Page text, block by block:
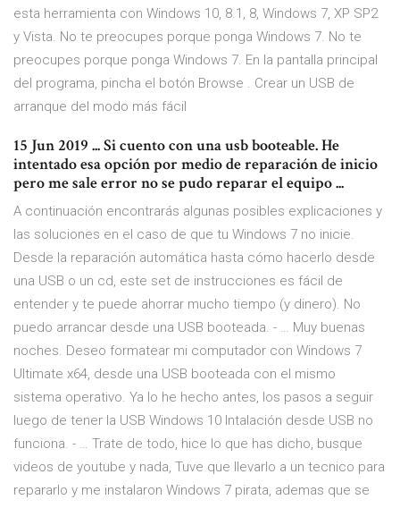
esta herramienta con Windows 10, 8.1, 8, Windows 7, XP SP2
y Vista. No te preocupes porque ponga Windows 7. No te
preocupes porque ponga Windows 7. En la pantalla principal
del programa, pincha el botón Browse . Crear un USB de
arranque del modo más fácil
15 Jun 2019 ... Si cuento con una usb booteable. He
intentado esa opción por medio de reparación de inicio
pero me sale error no se pudo reparar el equipo ...
A continuación encontrarás algunas posibles explicaciones y
las soluciones en el caso de que tu Windows 7 no inicie.
Desde la reparación automática hasta cómo hacerlo desde
una USB o un cd, este set de instrucciones es fácil de
entender y te puede ahorrar mucho tiempo (y dinero). No
puedo arrancar desde una USB booteada. - … Muy buenas
noches. Deseo formatear mi computador con Windows 7
Ultimate x64, desde una USB booteada con el mismo
sistema operativo. Ya lo he hecho antes, los pasos a seguir
luego de tener la USB Windows 10 Intalación desde USB no
funciona. - … Trate de todo, hice lo que has dicho, busque
videos de youtube y nada, Tuve que llevarlo a un tecnico para
repararlo y me instalaron Windows 7 pirata, ademas que se